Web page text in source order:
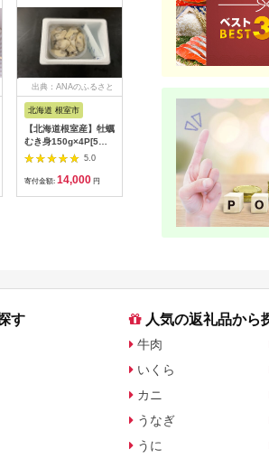
出典：ANAのふるさと
北海道 根室市
【北海道根室産】牡蠣
むき身150g×4P[5月
下旬以降発送] A-
5.0
寄付金額: 14,000 円
出典：ふるさとチョイ
ス
【2026年発送分 先行
予約】100年の歴
史！！ アライファー
ムの「朝もぎ梨」幸
水・豊水・あきづき
約3kg 【11246-
5.0
13,000 円
す 人気の返礼品から
牛肉
いくら
カニ
うなぎ
うに